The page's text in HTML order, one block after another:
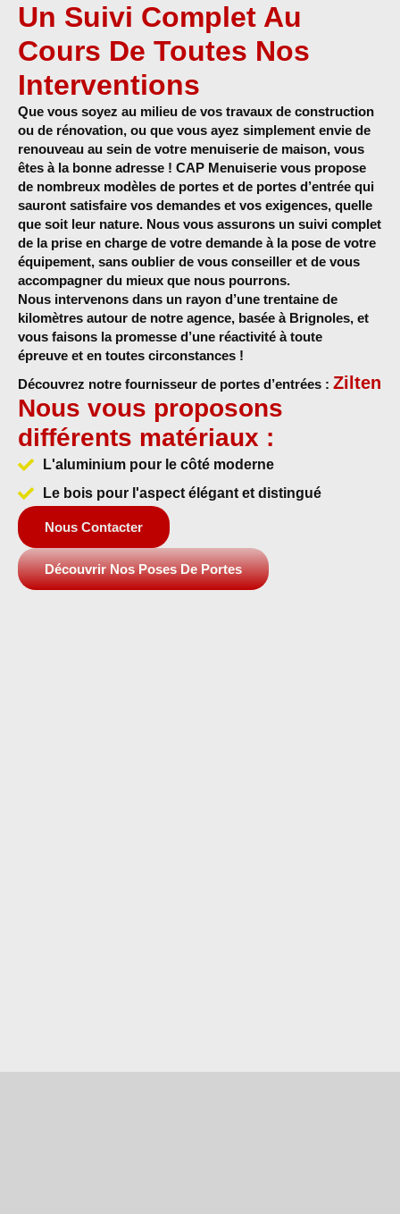
Un Suivi Complet Au
Cours De Toutes Nos
Interventions
Que vous soyez au milieu de vos travaux de construction
ou de rénovation, ou que vous ayez simplement envie de
renouveau au sein de votre menuiserie de maison, vous
êtes à la bonne adresse ! CAP Menuiserie vous propose
de nombreux modèles de portes et de portes d’entrée qui
sauront satisfaire vos demandes et vos exigences, quelle
que soit leur nature. Nous vous assurons un suivi complet
de la prise en charge de votre demande à la pose de votre
équipement, sans oublier de vous conseiller et de vous
accompagner du mieux que nous pourrons.
Nous intervenons dans un rayon d’une trentaine de
kilomètres autour de notre agence, basée à Brignoles, et
vous faisons la promesse d’une réactivité à toute
épreuve et en toutes circonstances !
Découvrez notre fournisseur de portes d’entrées : Zilten
Nous vous proposons
différents matériaux :
L'aluminium pour le côté moderne
Le bois pour l'aspect élégant et distingué
Nous Contacter
Découvrir Nos Poses De Portes